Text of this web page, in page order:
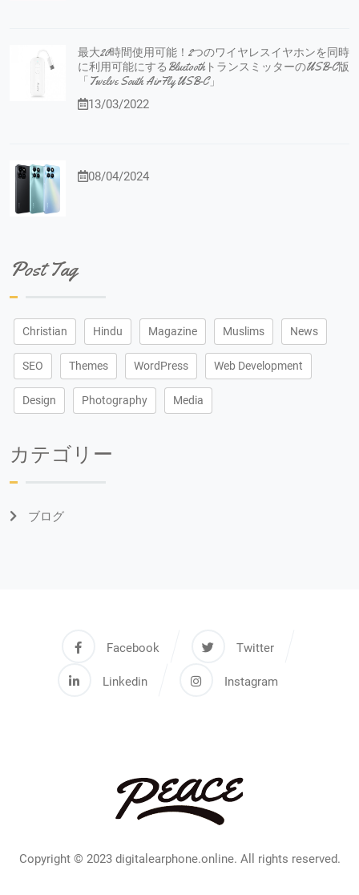
最大20時間使用可能！2つのワイヤレスイヤホンを同時
に利用可能にするBluetoothトランスミッターのUSB-C版
「Twelve South AirFly USB-C」
13/03/2022
08/04/2024
Post Tag
Christian Hindu Magazine Muslims News
SEO Themes WordPress Web Development
Design Photography Media
カテゴリー
ブログ
Facebook Twitter
Linkedin Instagram
Copyright © 2023 digitalearphone.online. All rights reserved.